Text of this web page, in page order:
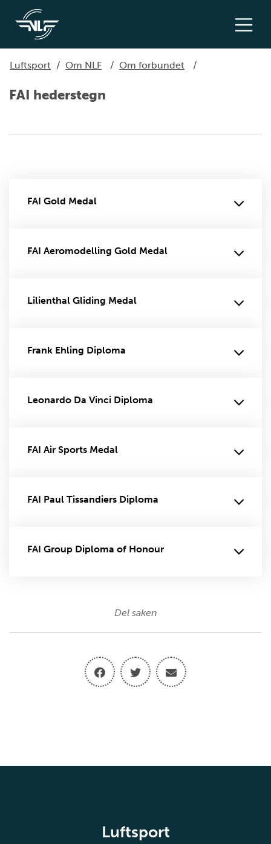
Luftsport / Om NLF / Om forbundet /
FAI hederstegn
FAI Gold Medal
FAI Aeromodelling Gold Medal
Lilienthal Gliding Medal
Frank Ehling Diploma
Leonardo Da Vinci Diploma
FAI Air Sports Medal
FAI Paul Tissandiers Diploma
FAI Group Diploma of Honour
Del saken
Luftsport